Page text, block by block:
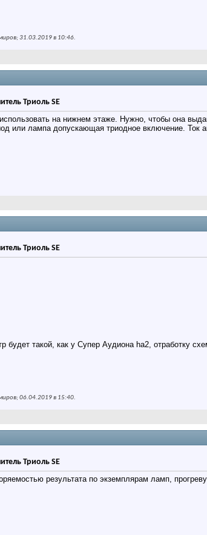
31.03.2019 в 10:46.
Триоль SE
на нижнем этаже. Нужно, чтобы она
или лампа допускающая триодное включение. Ток
Триоль SE
будет такой, как у Супер Аудиона ha2, отработку
06.04.2019 в 15:40.
Триоль SE
результата по экземплярам ламп,